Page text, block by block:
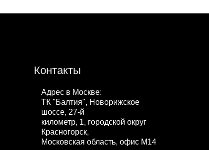
Контакты
Адрес в Москве:
ТК "Балтия", Новорижское
шоссе, 27-й
километр, 1, городской округ
Красногорск,
Московская область, офис М14